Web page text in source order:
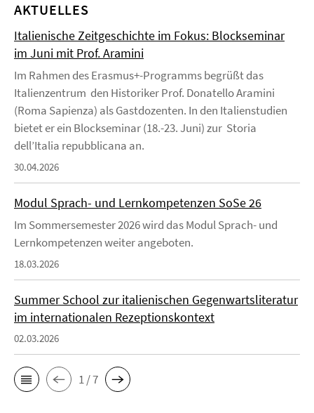
AKTUELLES
Italienische Zeitgeschichte im Fokus: Blockseminar
im Juni mit Prof. Aramini
Im Rahmen des Erasmus+-Programms begrüßt das
Italienzentrum den Historiker Prof. Donatello Aramini
(Roma Sapienza) als Gastdozenten. In den Italienstudien
bietet er ein Blockseminar (18.-23. Juni) zur Storia
dell’Italia repubblicana an.
30.04.2026
Modul Sprach- und Lernkompetenzen SoSe 26
Im Sommersemester 2026 wird das Modul Sprach- und
Lernkompetenzen weiter angeboten.
18.03.2026
Summer School zur italienischen Gegenwartsliteratur
im internationalen Rezeptionskontext
02.03.2026
1 / 7